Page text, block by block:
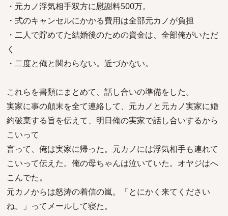
・元カノ浮気相手双方に慰謝料500万。
・式のキャンセルにかかる費用は全部元カノが負担
・二人で貯めてた結婚後のための資金は、全部俺がいただ
く
・二度と俺と関わらない。近づかない。
これらを書類にまとめて、話し合いの準備をした。
実家に事の顛末を全て連絡して、元カノと元カノ実家に婚
約破棄する旨を伝えて、明日俺の実家で話し合いするから
こいって
言って、俺は実家に帰った。元カノには浮気相手も連れて
こいって伝えた。俺の母ちゃんは泣いていた。オヤジはへ
こんでた。
元カノからは怒涛の着信の嵐。「とにかく来てください
ね。」ってメールして寝た。